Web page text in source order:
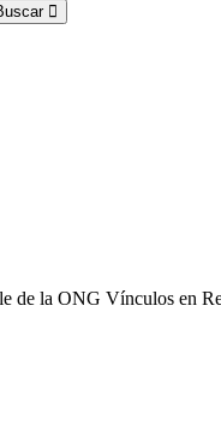
de la ONG Vínculos en